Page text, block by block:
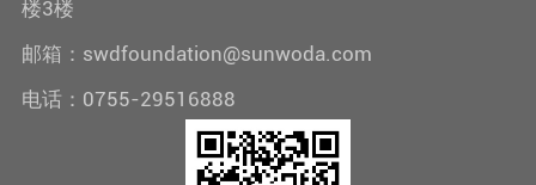
楼3楼
邮箱：swdfoundation@sunwoda.com
电话：0755-29516888